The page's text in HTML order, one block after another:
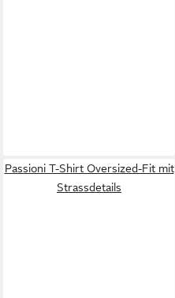
Passioni T-Shirt Oversized-Fit mit
Strassdetails